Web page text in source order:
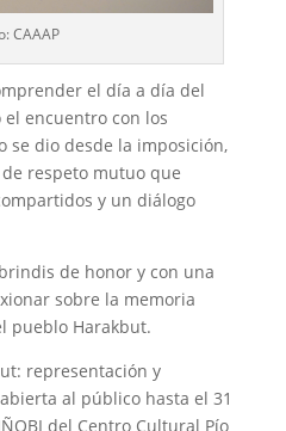
CAAAP
el día a día del
encuentro con los
se dio desde la imposición,
respeto mutuo que
y un diálogo
de honor y con una
sobre la memoria
pueblo Harakbut.
representación y
al público hasta el 31
del Centro Cultural Pío